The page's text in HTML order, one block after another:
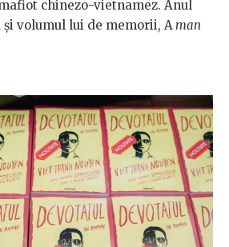
chinezo-vietnamez. Anul
și volumul lui de memorii, Aman